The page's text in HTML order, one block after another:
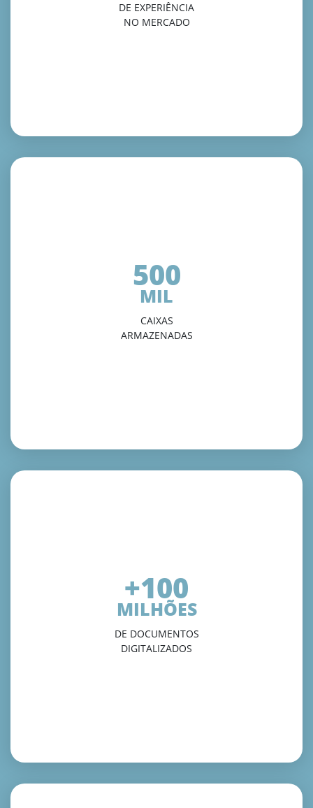
DE EXPERIÊNCIA
NO MERCADO
500
MIL
CAIXAS
ARMAZENADAS
+100
MILHÕES
DE DOCUMENTOS
DIGITALIZADOS